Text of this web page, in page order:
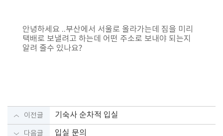
안녕하세요 ..부산에서 서울로 올라가는데 짐을 미리
택배로 보낼려고 하는데 어떤 주소로 보내야 되는지
알려 줄수 있나요?
이전글 기숙사 순차적 입실
다음글 입실 문의